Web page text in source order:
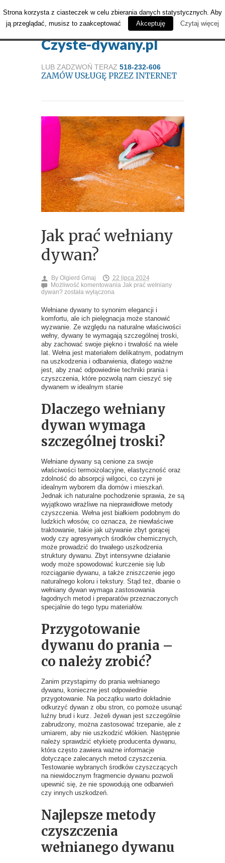
Czyste-dywany.pl
LUB ZADZWOŃ TERAZ 518-232-606
ZAMÓW USŁUGĘ PRZEZ INTERNET
Jak prać wełniany
dywan?
By Olgierd Gmaj
22 lipca 2024
Możliwość komentowania Jak prać wełniany
dywan? została wyłączona
Wełniane dywany to synonim elegancji i
komfortu, ale ich pielęgnacja może stanowić
wyzwanie. Ze względu na naturalne właściwości
wełny, dywany te wymagają szczególnej troski,
aby zachować swoje piękno i trwałość na wiele
lat. Wełna jest materiałem delikatnym, podatnym
na uszkodzenia i odbarwienia, dlatego ważne
jest, aby znać odpowiednie techniki prania i
czyszczenia, które pozwolą nam cieszyć się
dywanem w idealnym stanie
Dlaczego wełniany
dywan wymaga
szczególnej troski?
Wełniane dywany są cenione za swoje
właściwości termoizolacyjne, elastyczność oraz
zdolność do absorpcji wilgoci, co czyni je
idealnym wyborem dla domów i mieszkań.
Jednak ich naturalne pochodzenie sprawia, że są
wyjątkowo wrażliwe na nieprawidłowe metody
czyszczenia. Wełna jest białkiem podobnym do
ludzkich włosów, co oznacza, że niewłaściwe
traktowanie, takie jak używanie zbyt gorącej
wody czy agresywnych środków chemicznych,
może prowadzić do trwałego uszkodzenia
struktury dywanu. Zbyt intensywne działanie
wody może spowodować kurczenie się lub
rozciąganie dywanu, a także zniszczenie jego
naturalnego koloru i tekstury. Stąd też, dbanie o
wełniany dywan wymaga zastosowania
łagodnych metod i preparatów przeznaczonych
specjalnie do tego typu materiałów.
Przygotowanie
dywanu do prania –
co należy zrobić?
Zanim przystąpimy do prania wełnianego
dywanu, konieczne jest odpowiednie
przygotowanie. Na początku warto dokładnie
odkurzyć dywan z obu stron, co pomoże usunąć
luźny brud i kurz. Jeżeli dywan jest szczególnie
zabrudzony, można zastosować trzepanie, ale z
umiarem, aby nie uszkodzić włókien. Następnie
należy sprawdzić etykietę producenta dywanu,
która często zawiera ważne informacje
dotyczące zalecanych metod czyszczenia.
Testowanie wybranych środków czyszczących
na niewidocznym fragmencie dywanu pozwoli
upewnić się, że nie spowodują one odbarwień
czy innych uszkodzeń.
Najlepsze metody
czyszczenia
wełnianego dywanu
Strona korzysta z ciasteczek w celu zbierania danych statystycznych. Aby
ją przeglądać, musisz to zaakceptować
Akceptuję Czytaj więcej